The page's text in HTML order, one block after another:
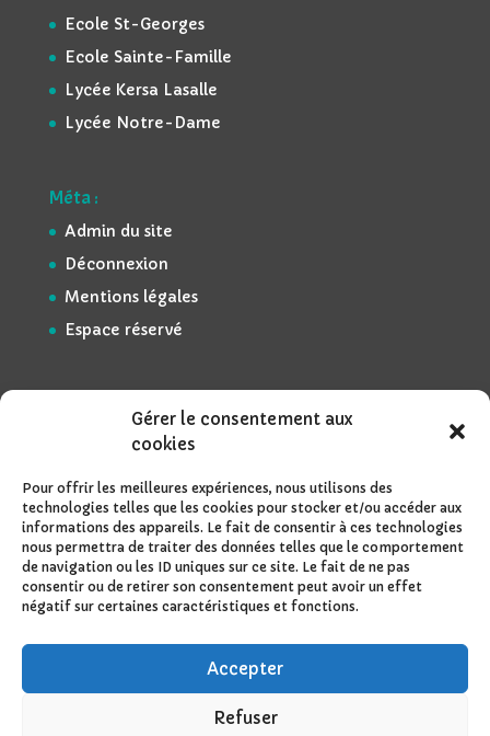
Gérer le consentement aux
cookies
Pour offrir les meilleures expériences, nous utilisons des
technologies telles que les cookies pour stocker et/ou accéder aux
informations des appareils. Le fait de consentir à ces technologies
nous permettra de traiter des données telles que le comportement
de navigation ou les ID uniques sur ce site. Le fait de ne pas
consentir ou de retirer son consentement peut avoir un effet
négatif sur certaines caractéristiques et fonctions.
Accepter
Refuser
Ecole St-Georges
Ecole Sainte-Famille
Lycée Kersa Lasalle
Lycée Notre-Dame
Méta :
Admin du site
Déconnexion
Mentions légales
Espace réservé